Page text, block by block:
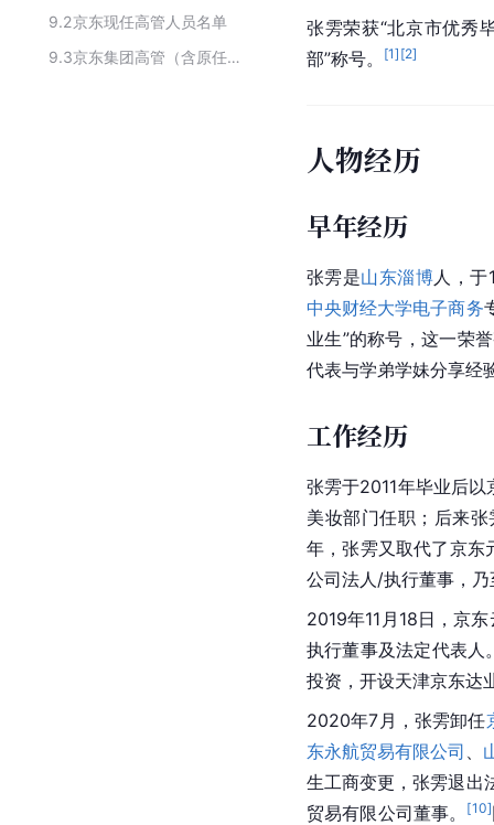
9.2京东现任高管人员名单
9.3
京东集团高管（含原任）
张雱荣获“北京市优秀
部”称号。
[1] [2]
人物经历
早年经历
张雱是山东淄博人，
中央财经大学电子商务
业生”的称号，这一荣
代表与学弟学妹分享经
工作经历
张雱于2011年毕业后以
美妆部门任职；后来
年，张雱又取代了京东
公司法人/执行董事，
2019年11月18日，京
执行董事及法定代表人
投资，开设天津京东达
2020年7月，张雱卸任
东永航贸易有限公司
生工商变更，张雱退出
贸易有限公司董事。
[10]